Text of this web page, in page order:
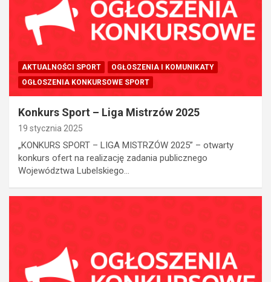
AKTUALNOŚCI SPORT
OGŁOSZENIA I KOMUNIKATY
OGŁOSZENIA KONKURSOWE SPORT
Konkurs Sport – Liga Mistrzów 2025
19 stycznia 2025
„KONKURS SPORT – LIGA MISTRZÓW 2025” – otwarty
konkurs ofert na realizację zadania publicznego
Województwa Lubelskiego…